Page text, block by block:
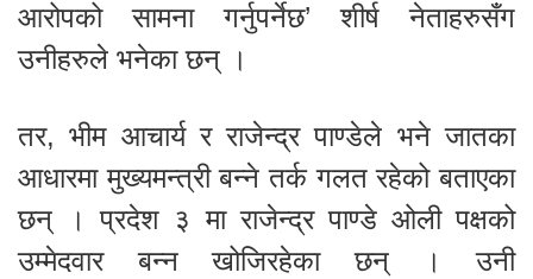
आरोपको सामना गर्नुपर्नेछ’ शीर्ष नेताहरुसँग
उनीहरुले भनेका छन् ।
तर, भीम आचार्य र राजेन्द्र पाण्डेले भने जातका
आधारमा मुख्यमन्त्री बन्ने तर्क गलत रहेको बताएका
छन् । प्रदेश ३ मा राजेन्द्र पाण्डे ओली पक्षको
उम्मेदवार बन्न खोजिरहेका छन् । उनी